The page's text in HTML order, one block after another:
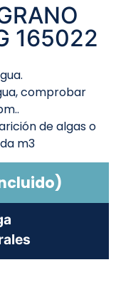
165022
comprobar
de algas o
m3